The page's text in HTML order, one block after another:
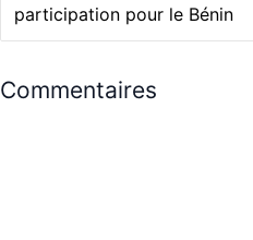
participation pour le Bénin
Commentaires